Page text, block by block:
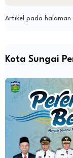
Artikel pada
Kota Sungai